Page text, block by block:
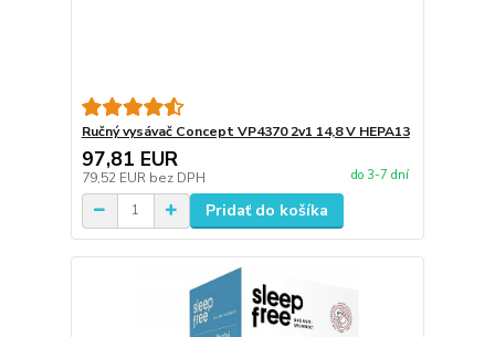
Ručný vysávač Concept VP4370 2v1 14,8 V HEPA13
97,81 EUR
79,52 EUR bez DPH do 3-7 dní
Pridať do košíka